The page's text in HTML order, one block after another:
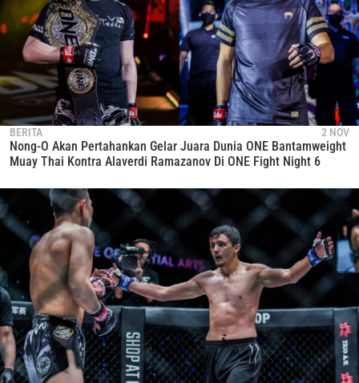
BERITA 2 NOV
Nong-O Akan Pertahankan Gelar Juara Dunia ONE Bantamweight
Muay Thai Kontra Alaverdi Ramazanov Di ONE Fight Night 6
GELARAN
LIHAT SOROTAN TERBAIK
NAMA
BERLANGGANAN
Dengan mengirimkan formulir ini, anda menyetujui
pengumpulan, penggunaan dan pembukaan informasi
anda berdasarkanKebijakan Privasikami. Anda dapat
membatalkan (unsubscribe) dari jenis komunikasi ini